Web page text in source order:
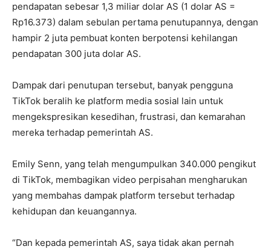
pendapatan sebesar 1,3 miliar dolar AS (1 dolar AS =
Rp16.373) dalam sebulan pertama penutupannya, dengan
hampir 2 juta pembuat konten berpotensi kehilangan
pendapatan 300 juta dolar AS.
Dampak dari penutupan tersebut, banyak pengguna
TikTok beralih ke platform media sosial lain untuk
mengekspresikan kesedihan, frustrasi, dan kemarahan
mereka terhadap pemerintah AS.
Emily Senn, yang telah mengumpulkan 340.000 pengikut
di TikTok, membagikan video perpisahan mengharukan
yang membahas dampak platform tersebut terhadap
kehidupan dan keuangannya.
“Dan kepada pemerintah AS, saya tidak akan pernah